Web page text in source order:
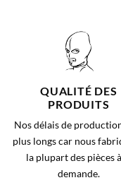
QUALITÉ DES
PRODUITS
Nos délais de
plus longs car nous
la plupart des pièces
demande.